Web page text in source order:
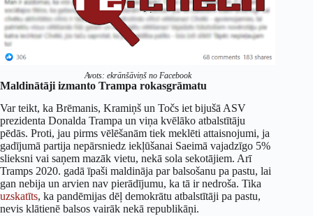
Avots: ekrānšāviņš no Facebook
Maldinātāji izmanto Trampa rokasgrāmatu
Var teikt, ka Brēmanis, Kramiņš un Točs iet bijušā ASV
prezidenta Donalda Trampa un viņa kvēlāko atbalstītāju
pēdās. Proti, jau pirms vēlēšanām tiek meklēti attaisnojumi, ja
gadījumā partija nepārsniedz iekļūšanai Saeimā vajadzīgo 5%
slieksni vai saņem mazāk vietu, nekā sola sekotājiem. Arī
Tramps 2020. gadā īpaši maldināja par balsošanu pa pastu, lai
gan nebija un arvien nav pierādījumu, ka tā ir nedroša. Tika
uzskatīts, ka pandēmijas dēļ demokrātu atbalstītāji pa pastu,
nevis klātienē balsos vairāk nekā republikāņi.